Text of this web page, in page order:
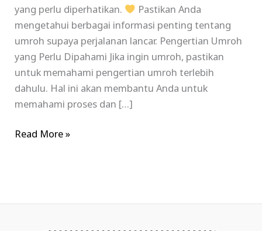
yang perlu diperhatikan.
Pastikan Anda
mengetahui berbagai informasi penting tentang
umroh supaya perjalanan lancar. Pengertian Umroh
yang Perlu Dipahami Jika ingin umroh, pastikan
untuk memahami pengertian umroh terlebih
dahulu. Hal ini akan membantu Anda untuk
memahami proses dan […]
Read More »